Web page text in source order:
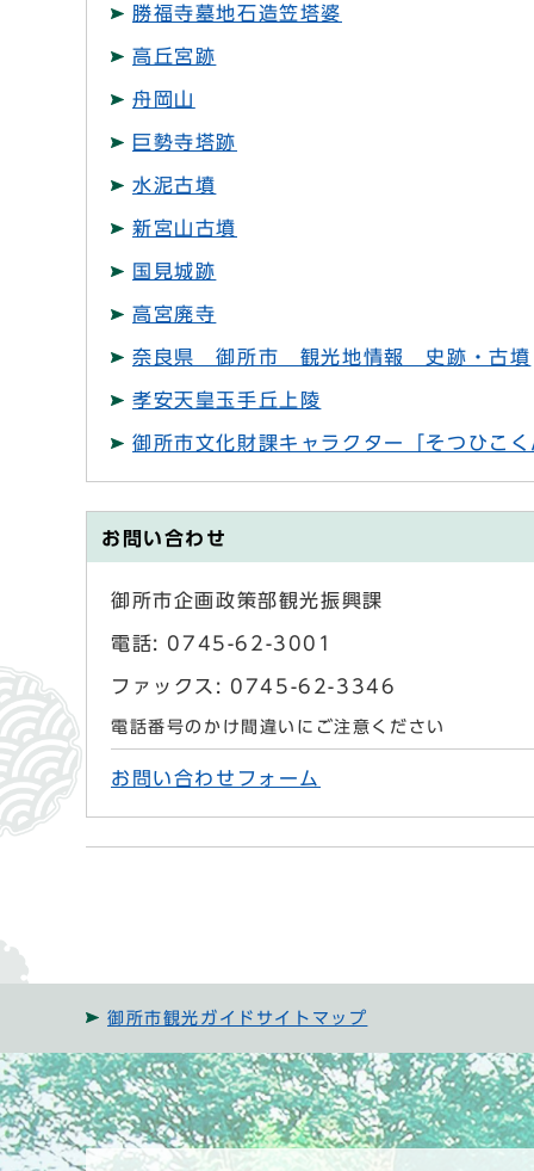
勝福寺墓地石造笠塔婆
高丘宮跡
舟岡山
巨勢寺塔跡
水泥古墳
新宮山古墳
国見城跡
高宮廃寺
奈良県 御所市 観光地情報 史跡・古墳
孝安天皇玉手丘上陵
御所市文化財課キャラクター「そつひこく
お問い合わせ
御所市企画政策部観光振興課
電話: 0745-62-3001
ファックス: 0745-62-3346
電話番号のかけ間違いにご注意ください
お問い合わせフォーム
御所市観光ガイドサイトマップ